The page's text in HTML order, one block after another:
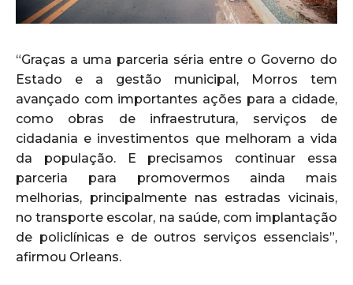
“Graças a uma parceria séria entre o Governo do
Estado e a gestão municipal, Morros tem
avançado com importantes ações para a cidade,
como obras de infraestrutura, serviços de
cidadania e investimentos que melhoram a vida
da população. E precisamos continuar essa
parceria para promovermos ainda mais
melhorias, principalmente nas estradas vicinais,
no transporte escolar, na saúde, com implantação
de policlínicas e de outros serviços essenciais”,
afirmou Orleans.